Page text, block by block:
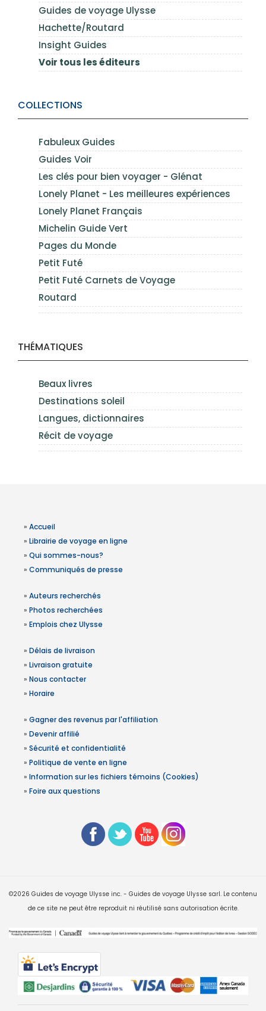
Guides de voyage Ulysse
Hachette/Routard
Insight Guides
Voir tous les éditeurs
COLLECTIONS
Fabuleux Guides
Guides Voir
Les clés pour bien voyager - Glénat
Lonely Planet - Les meilleures expériences
Lonely Planet Français
Michelin Guide Vert
Pages du Monde
Petit Futé
Petit Futé Carnets de Voyage
Routard
THÉMATIQUES
Beaux livres
Destinations soleil
Langues, dictionnaires
Récit de voyage
» Accueil
» Librairie de voyage en ligne
» Qui sommes-nous?
» Communiqués de presse
» Auteurs recherchés
» Photos recherchées
» Emplois chez Ulysse
» Délais de livraison
» Livraison gratuite
» Nous contacter
» Horaire
» Gagner des revenus par l'affiliation
» Devenir affilié
» Sécurité et confidentialité
» Politique de vente en ligne
» Information sur les fichiers témoins (Cookies)
» Foire aux questions
©2026 Guides de voyage Ulysse inc. - Guides de voyage Ulysse sarl. Le contenu
de ce site ne peut être reproduit ni réutilisé sans autorisation écrite.